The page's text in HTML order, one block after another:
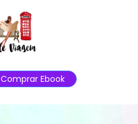
Comprar Ebook